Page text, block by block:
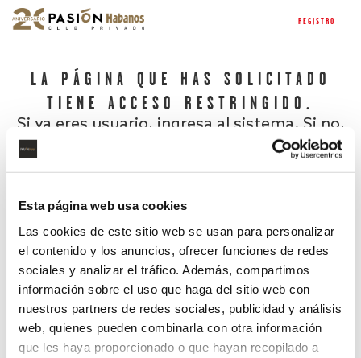
Esta página web usa cookies
Las cookies de este sitio web se usan para personalizar
el contenido y los anuncios, ofrecer funciones de redes
sociales y analizar el tráfico. Además, compartimos
información sobre el uso que haga del sitio web con
nuestros partners de redes sociales, publicidad y análisis
web, quienes pueden combinarla con otra información
que les haya proporcionado o que hayan recopilado a
REGISTRO
LA PÁGINA QUE HAS SOLICITADO
TIENE ACCESO RESTRINGIDO.
Si ya eres usuario, ingresa al sistema. Si no,
¿Has olvidado tu contraseña?